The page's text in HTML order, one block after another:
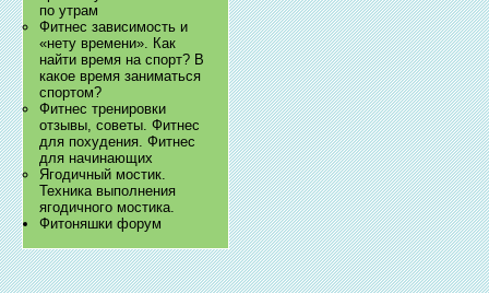
по утрам
Фитнес зависимость и
«нету времени». Как
найти время на спорт? В
какое время заниматься
спортом?
Фитнес тренировки
отзывы, советы. Фитнес
для похудения. Фитнес
для начинающих
Ягодичный мостик.
Техника выполнения
ягодичного мостика.
Фитоняшки форум